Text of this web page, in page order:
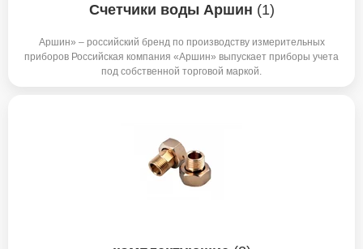
Счетчики воды Аршин (1)
Аршин» – российский бренд по производству измерительных
приборов Российская компания «Аршин» выпускает приборы учета
под собственной торговой маркой.